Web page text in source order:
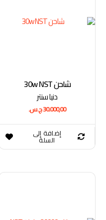
شاحن 30w NST
دنيا سنتر
30.000,00ج.س.
إضافة إلى
السلة